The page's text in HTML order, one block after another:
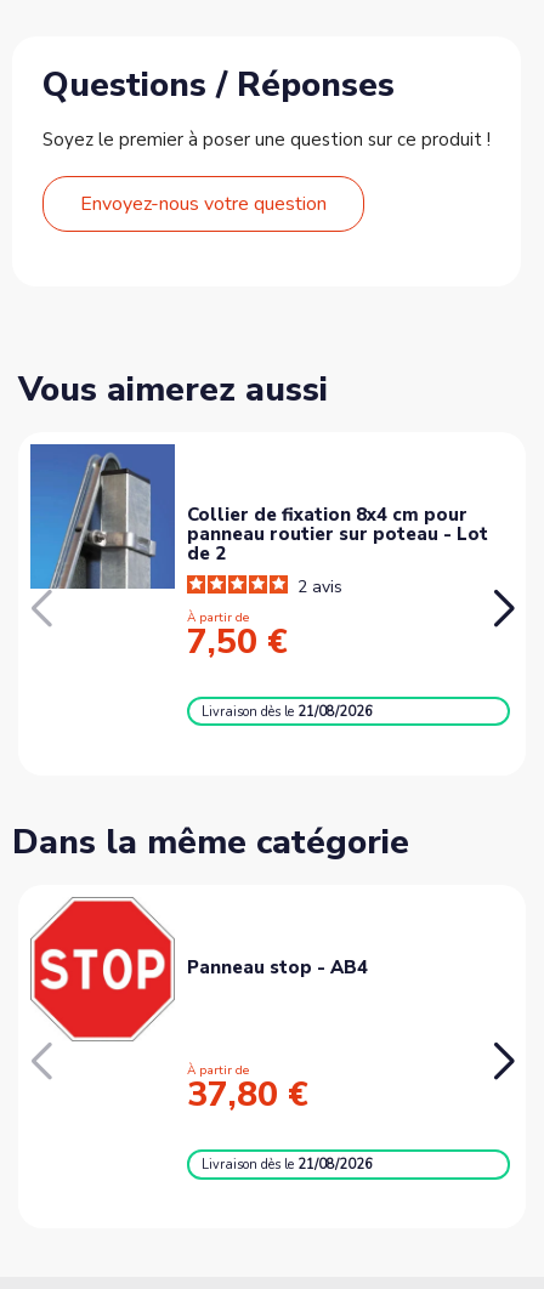
Questions / Réponses
Soyez le premier à poser une question sur ce produit !
Envoyez-nous votre question
Vous aimerez aussi
Collier de fixation 8x4 cm pour
panneau routier sur poteau - Lot
de 2
2 avis
À partir de
7,50 €
Livraisondès le 21/08/2026
Dans la même catégorie
Panneau stop - AB4
À partir de
37,80 €
Livraisondès le 21/08/2026